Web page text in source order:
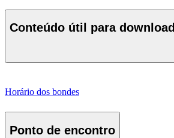
Conteúdo útil para download
Horário dos bondes
Ponto de encontro